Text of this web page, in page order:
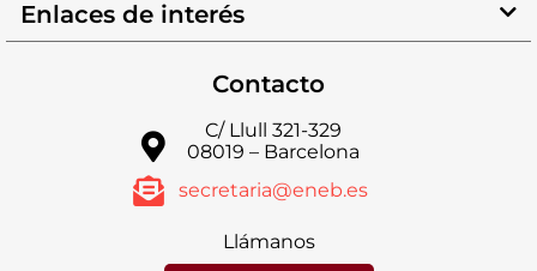
Enlaces de interés
Contacto
C/ Llull 321-329
08019 – Barcelona
secretaria@eneb.es
Llámanos